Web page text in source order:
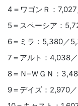
4＝ワゴンＲ：
5＝スペーシア：
6＝ミラ：5,380／
7＝アルト：4,038
8＝Ｎ–ＷＧＮ：
9＝デイズ：2,970